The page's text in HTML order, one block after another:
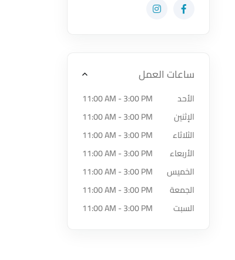
زيارة حساب المتجر على Facebook-f
زيارة حساب المتجر على Instagram
ساعات العمل
الأحد
11:00 AM - 3:00 PM
الإثنين
11:00 AM - 3:00 PM
الثلاثاء
11:00 AM - 3:00 PM
الأربعاء
11:00 AM - 3:00 PM
الخميس
11:00 AM - 3:00 PM
الجمعة
11:00 AM - 3:00 PM
السبت
11:00 AM - 3:00 PM